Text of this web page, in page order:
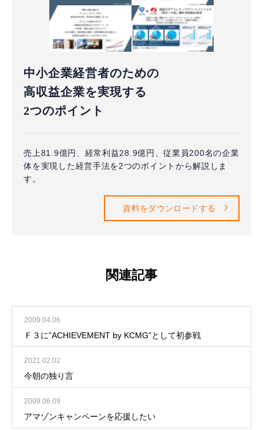
中小企業経営者のための
高収益企業を実現する
2つのポイント
売上81.9億円、経常利益28.9億円、従業員200名の企業
体を実現した経営手法を2つのポイントから解説しま
す。
資料をダウンロードする
関連記事
2009.04.06
Ｆ３に”ACHIEVEMENT by KCMG”として初参戦
2021.02.02
今朝の独り言
2009.06.09
アマゾンキャンペーンを応援したい